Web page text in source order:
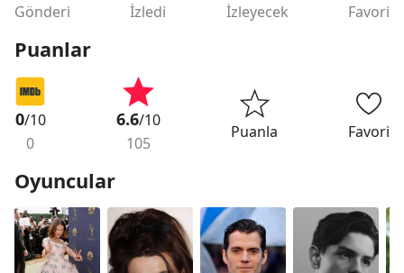
Gönderi İzledi İzleyecek Favori
Puanlar
0/10
0
6.6/10
105
Puanla Favori
Oyuncular